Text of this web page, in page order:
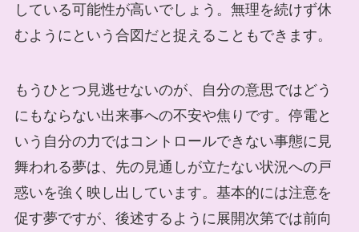
している可能性が高いでしょう。無理を続けず休
むようにという合図だと捉えることもできます。
もうひとつ見逃せないのが、自分の意思ではどう
にもならない出来事への不安や焦りです。停電と
いう自分の力ではコントロールできない事態に見
舞われる夢は、先の見通しが立たない状況への戸
惑いを強く映し出しています。基本的には注意を
促す夢ですが、後述するように展開次第では前向